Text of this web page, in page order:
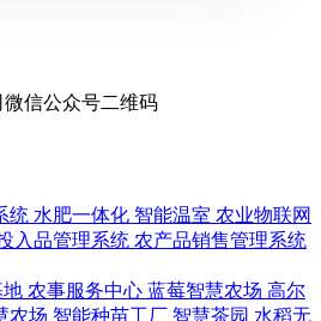
统 水肥一体化 智能温室 农业物联网
入品管理系统 农产品销售管理系统
地 农事服务中心 蓝莓智慧农场 高尔
农场 智能种苗工厂 智慧茶园 水稻无